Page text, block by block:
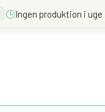
🕒Ingen produktion i uge